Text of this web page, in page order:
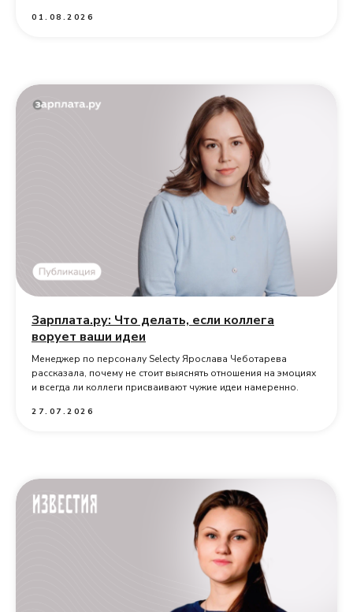
01.08.2026
Зарплата.ру: Что делать, если коллега
ворует ваши идеи
Менеджер по персоналу Selecty Ярослава Чеботарева
рассказала, почему не стоит выяснять отношения на эмоциях
и всегда ли коллеги присваивают чужие идеи намеренно.
27.07.2026